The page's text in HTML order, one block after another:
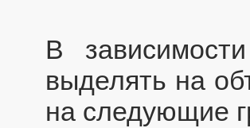
В
выделять на
на следующие